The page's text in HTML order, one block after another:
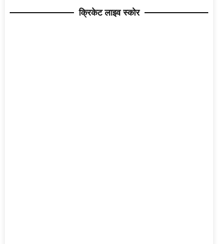
क्रिकेट लाइव स्कोर